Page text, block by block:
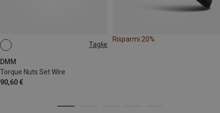
Taglie
DMM
Torque Nuts Set Wire
90,60 €
1-4
Risparmi 20%